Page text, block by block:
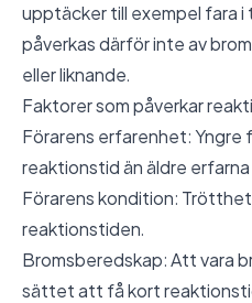
upptäcker till exempel fara
påverkas därför inte av
eller liknande.
Faktorer som påverkar
Förarens erfarenhet: Yngre
reaktionstid än äldre
Förarens kondition:
reaktionstiden.
Bromsberedskap: Att vara
sättet att få kort